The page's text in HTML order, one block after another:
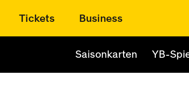
Tickets Business
Saisonkarten YB-